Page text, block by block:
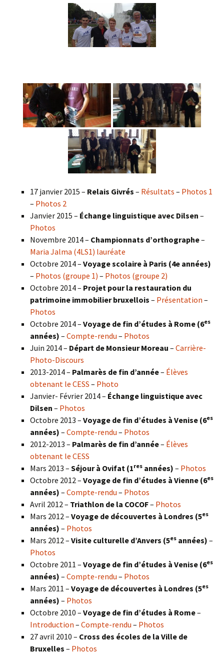
17 janvier 2015 – Relais Givrés – Résultats – Photos 1
– Photos 2
Janvier 2015 – Échange linguistique avec Dilsen –
Photos
Novembre 2014 – Championnats d’orthographe–
Maria Jalma (4LS1) lauréate
Octobre 2014 – Voyage scolaire à Paris (4e années)
– Photos (groupe 1) – Photos (groupe 2)
Octobre 2014 – Projet pour la restauration du
patrimoine immobilier bruxellois – Présentation –
Photos
Octobre 2014 – Voyage de fin d’études à Rome (6es
années) – Compte-rendu – Photos
Juin 2014 – Départ de Monsieur Moreau – Carrière-
Photo-Discours
2013-2014 – Palmarès de fin d’année– Élèves
obtenant le CESS – Photo
Janvier- Février 2014 – Échange linguistique avec
Dilsen – Photos
Octobre 2013 – Voyage de fin d’études à Venise (6es
années) – Compte-rendu – Photos
2012-2013 – Palmarès de fin d’année– Élèves
obtenant le CESS
Mars 2013 – Séjour à Ovifat (1res années) – Photos
Octobre 2012 – Voyage de fin d’études à Vienne (6es
années) – Compte-rendu – Photos
Avril 2012 – Triathlon de la COCOF– Photos
Mars 2012 – Voyage de découvertes à Londres (5es
années) – Photos
Mars 2012 – Visite culturelle d’Anvers (5es années) –
Photos
Octobre 2011 – Voyage de fin d’études à Venise (6es
années) – Compte-rendu – Photos
Mars 2011 – Voyage de découvertes à Londres (5es
années) – Photos
Octobre 2010 – Voyage de fin d’études à Rome–
Introduction – Compte-rendu – Photos
27 avril 2010 – Cross des écoles de la Ville de
Bruxelles – Photos